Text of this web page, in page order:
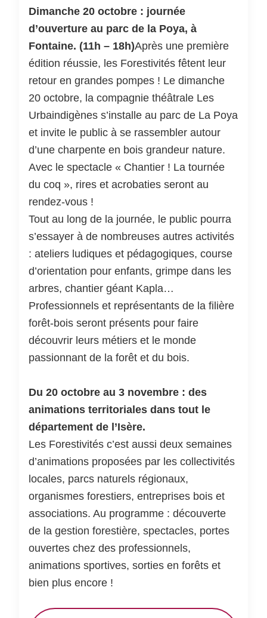
Dimanche 20 octobre : journée
d’ouverture au parc de la Poya, à
Fontaine. (11h – 18h)Après une première
édition réussie, les Forestivités fêtent leur
retour en grandes pompes ! Le dimanche
20 octobre, la compagnie théâtrale Les
Urbaindigènes s’installe au parc de La Poya
et invite le public à se rassembler autour
d’une charpente en bois grandeur nature.
Avec le spectacle « Chantier ! La tournée
du coq », rires et acrobaties seront au
rendez-vous !
Tout au long de la journée, le public pourra
s’essayer à de nombreuses autres activités
: ateliers ludiques et pédagogiques, course
d’orientation pour enfants, grimpe dans les
arbres, chantier géant Kapla…
Professionnels et représentants de la filière
forêt-bois seront présents pour faire
découvrir leurs métiers et le monde
passionnant de la forêt et du bois.
Du 20 octobre au 3 novembre : des
animations territoriales dans tout le
département de l’Isère.
Les Forestivités c’est aussi deux semaines
d’animations proposées par les collectivités
locales, parcs naturels régionaux,
organismes forestiers, entreprises bois et
associations. Au programme : découverte
de la gestion forestière, spectacles, portes
ouvertes chez des professionnels,
animations sportives, sorties en forêts et
bien plus encore !